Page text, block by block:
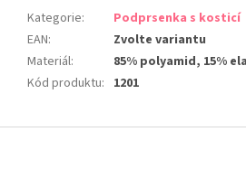
Kategorie:
Podprsenka s kosticí
EAN:
Zvolte variantu
Materiál:
85% polyamid, 15%
Kód produktu: 1201